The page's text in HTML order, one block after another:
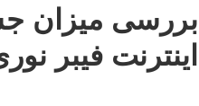
بررسی میزان
اینترنت فیبر